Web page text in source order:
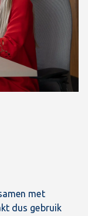
met
dus gebruik